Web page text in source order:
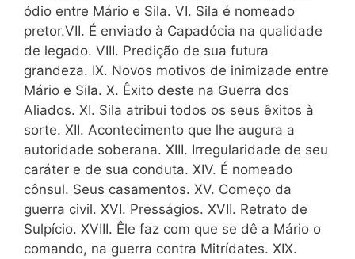
ódio entre Mário e Sila. VI. Sila é nomeado
pretor.VII. É enviado à Capadócia na qualidade
de legado. VIII. Predição de sua futura
grandeza. IX. Novos motivos de inimizade entre
Mário e Sila. X. Êxito deste na Guerra dos
Aliados. XI. Sila atribui todos os seus êxitos à
sorte. XII. Acontecimento que lhe augura a
autoridade soberana. XIII. Irregularidade de seu
caráter e de sua conduta. XIV. É nomeado
cônsul. Seus casamentos. XV. Começo da
guerra civil. XVI. Presságios. XVII. Retrato de
Sulpício. XVIII. Êle faz com que se dê a Mário o
comando, na guerra contra Mitrídates. XIX.